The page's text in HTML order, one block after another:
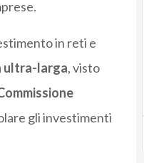
in reti e
ultra-larga, visto
gli investimenti